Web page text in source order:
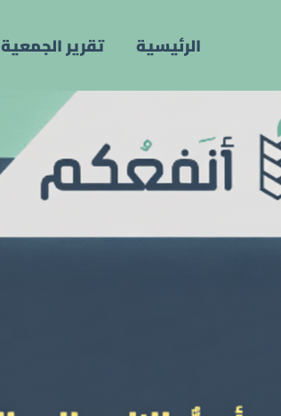
الرئيسية تقرير الجمعية